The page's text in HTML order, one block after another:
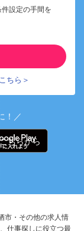
設定の手間を
ちら＞
！／
ちらから
市・その他の求人情
仕事探しに役立つ最